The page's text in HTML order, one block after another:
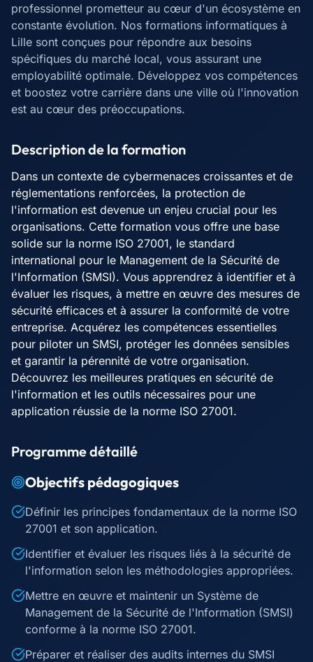
professionnel prometteur au cœur d'un écosystème en
constante évolution. Nos formations informatiques à
Lille sont conçues pour répondre aux besoins
spécifiques du marché local, vous assurant une
employabilité optimale. Développez vos compétences
et boostez votre carrière dans une ville où l'innovation
est au cœur des préoccupations.
Description de la formation
Dans un contexte de cybermenaces croissantes et de
réglementations renforcées, la protection de
l'information est devenue un enjeu crucial pour les
organisations. Cette formation vous offre une base
solide sur la norme ISO 27001, le standard
international pour le Management de la Sécurité de
l'Information (SMSI). Vous apprendrez à identifier et à
évaluer les risques, à mettre en œuvre des mesures de
sécurité efficaces et à assurer la conformité de votre
entreprise. Acquérez les compétences essentielles
pour piloter un SMSI, protéger les données sensibles
et garantir la pérennité de votre organisation.
Découvrez les meilleures pratiques en sécurité de
l'information et les outils nécessaires pour une
application réussie de la norme ISO 27001.
Programme détaillé
Objectifs pédagogiques
Définir les principes fondamentaux de la norme ISO
27001 et son application.
Identifier et évaluer les risques liés à la sécurité de
l'information selon les méthodologies appropriées.
Mettre en œuvre et maintenir un Système de
Management de la Sécurité de l'Information (SMSI)
conforme à la norme ISO 27001.
Préparer et réaliser des audits internes du SMSI